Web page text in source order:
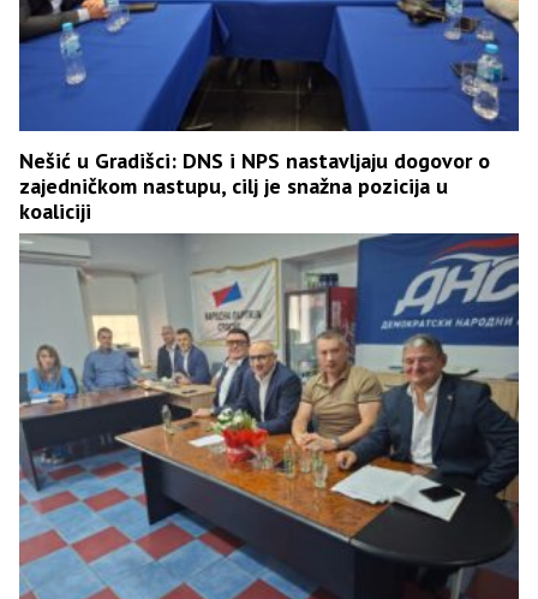
Nešić u Gradišci: DNS i NPS nastavljaju dogovor o
zajedničkom nastupu, cilj je snažna pozicija u
koaliciji